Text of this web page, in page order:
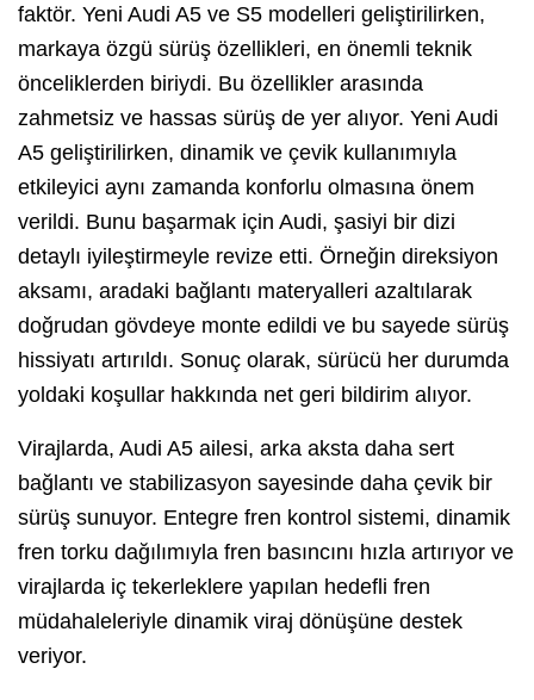
faktör. Yeni Audi A5 ve S5 modelleri geliştirilirken,
markaya özgü sürüş özellikleri, en önemli teknik
önceliklerden biriydi. Bu özellikler arasında
zahmetsiz ve hassas sürüş de yer alıyor. Yeni Audi
A5 geliştirilirken, dinamik ve çevik kullanımıyla
etkileyici aynı zamanda konforlu olmasına önem
verildi. Bunu başarmak için Audi, şasiyi bir dizi
detaylı iyileştirmeyle revize etti. Örneğin direksiyon
aksamı, aradaki bağlantı materyalleri azaltılarak
doğrudan gövdeye monte edildi ve bu sayede sürüş
hissiyatı artırıldı. Sonuç olarak, sürücü her durumda
yoldaki koşullar hakkında net geri bildirim alıyor.
Virajlarda, Audi A5 ailesi, arka aksta daha sert
bağlantı ve stabilizasyon sayesinde daha çevik bir
sürüş sunuyor. Entegre fren kontrol sistemi, dinamik
fren torku dağılımıyla fren basıncını hızla artırıyor ve
virajlarda iç tekerleklere yapılan hedefli fren
müdahaleleriyle dinamik viraj dönüşüne destek
veriyor.